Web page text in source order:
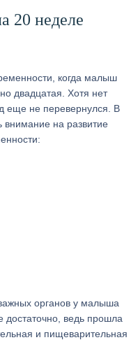
20 неделе
когда малыш
двадцатая. Хотя нет
еще не перевернулся. В
внимание на развитие
органов у малыша
ведь прошла
и пищеварительная